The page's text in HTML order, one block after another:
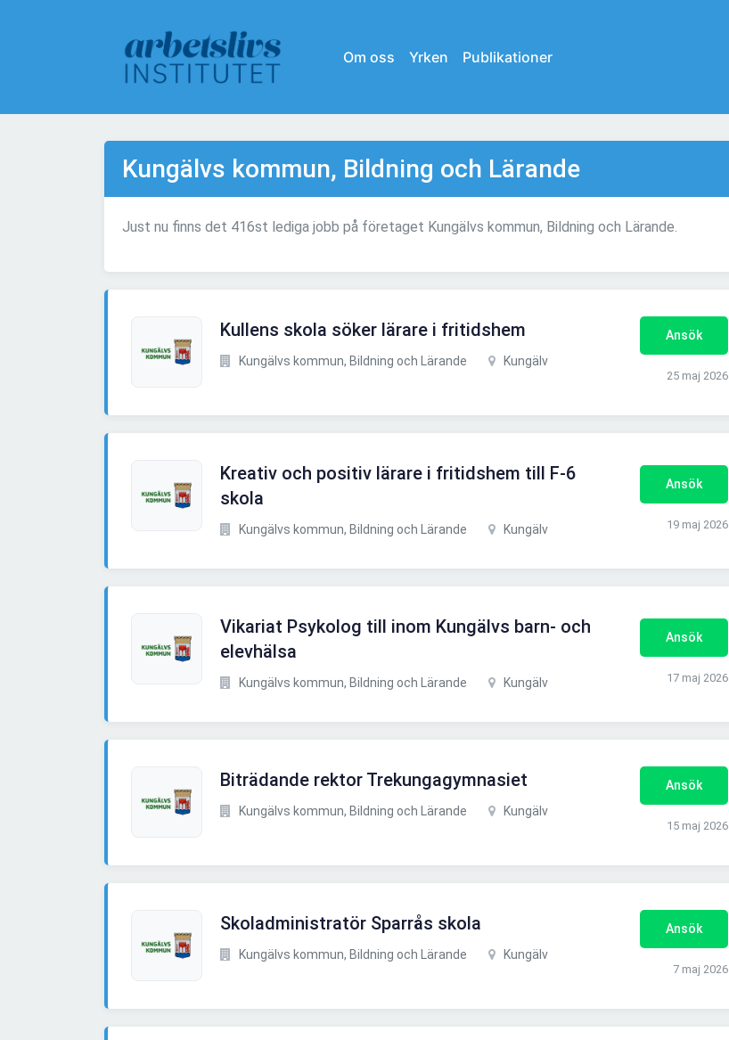
Om oss Yrken Publikationer
Kungälvs kommun, Bildning och Lärande
Just nu finns det 416st lediga jobb på företaget Kungälvs kommun, Bildning och Lärande.
Kullens skola söker lärare i fritidshem
Kungälvs kommun, Bildning och Lärande Kungälv
Ansök
25 maj 2026
Kreativ och positiv lärare i fritidshem till F-6
skola
Kungälvs kommun, Bildning och Lärande Kungälv
Ansök
19 maj 2026
Vikariat Psykolog till inom Kungälvs barn- och
elevhälsa
Kungälvs kommun, Bildning och Lärande Kungälv
Ansök
17 maj 2026
Biträdande rektor Trekungagymnasiet
Kungälvs kommun, Bildning och Lärande Kungälv
Ansök
15 maj 2026
Skoladministratör Sparrås skola
Kungälvs kommun, Bildning och Lärande Kungälv
Ansök
7 maj 2026